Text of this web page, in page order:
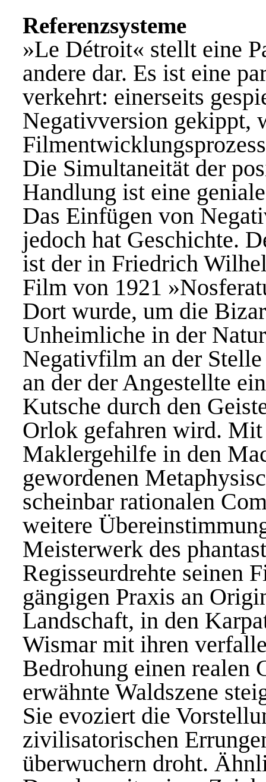
Referenzsysteme
»Le Détroit« stellt eine
andere dar. Es ist eine
verkehrt: einerseits
Negativversion gekippt,
Die Simultaneität der
Handlung ist eine
Das Einfügen von
jedoch hat Geschichte.
ist der in Friedrich
Film von 1921
Dort wurde, um die
Unheimliche in der
Negativfilm an der
an der der Angestellte
Kutsche durch den
Orlok gefahren wird. Mit
Maklergehilfe in den
gewordenen
scheinbar rationalen
weitere
Meisterwerk des
Regisseurdrehte seinen
gängigen Praxis an
Landschaft, in den
Wismar mit ihren
Bedrohung einen realen
erwähnte Waldszene
Sie evoziert die
zivilisatorischen
überwuchern droht.